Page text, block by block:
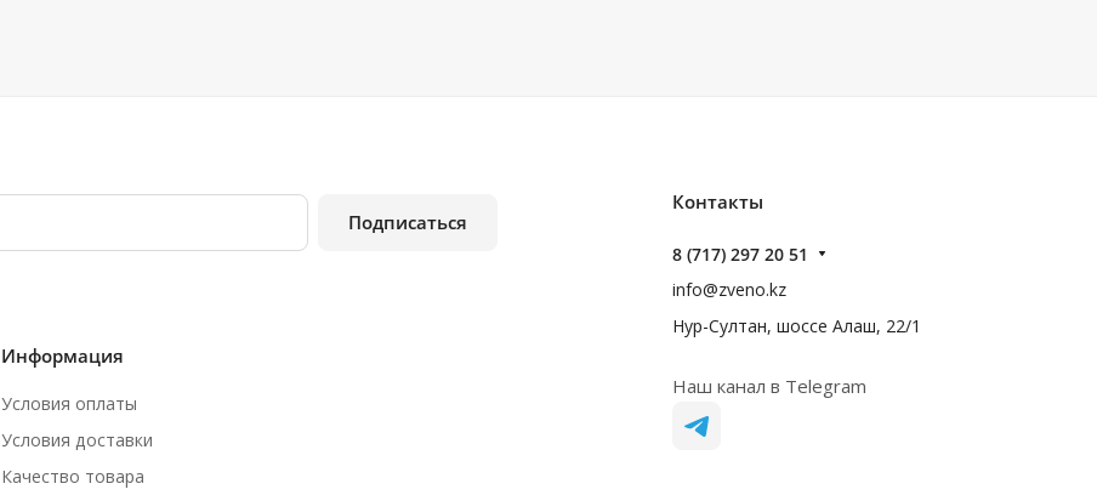
Подписаться
Информация
Условия оплаты
Условия доставки
Качество товара
Контакты
8 (717) 297 20 51
info@zveno.kz
Нур-Султан, шоссе Алаш, 22/1
Наш канал в Telegram